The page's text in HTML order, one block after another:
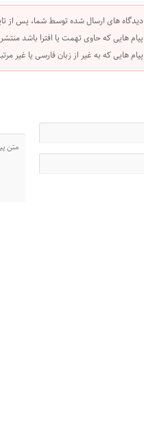
دیدگاه های ارسال شده توسط شما، پس از
پیام هایی که حاوی تهمت یا افترا باشد
پیام هایی که به غیر از زبان فارسی یا غیر